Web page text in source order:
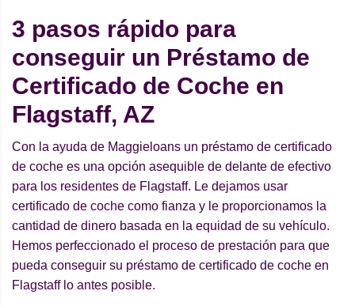
3 pasos rápido para
conseguir un Préstamo de
Certificado de Coche en
Flagstaff, AZ
Con la ayuda de Maggieloans un préstamo de certificado
de coche es una opción asequible de delante de efectivo
para los residentes de Flagstaff. Le dejamos usar
certificado de coche como fianza y le proporcionamos la
cantidad de dinero basada en la equidad de su vehículo.
Hemos perfeccionado el proceso de prestación para que
pueda conseguir su préstamo de certificado de coche en
Flagstaff lo antes posible.